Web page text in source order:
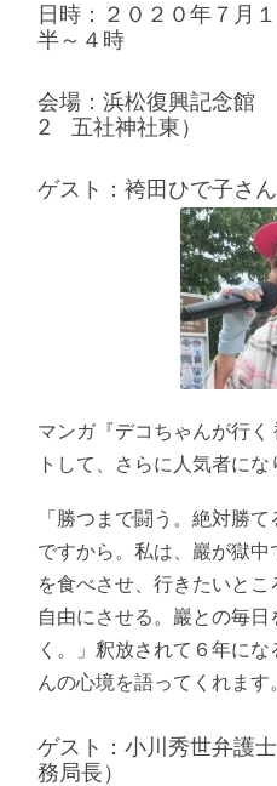
日時：２０２０年７月
半～４時
会場：浜松復興記念館
2 五社神社東）
ゲスト：袴田ひで子さん
マンガ『デコちゃんが行く
トして、さらに人気者にな
「勝つまで闘う。絶対勝
ですから。私は、巖が獄
を食べさせ、行きたいと
自由にさせる。巖との毎
く。」釈放されて６年に
んの心境を語ってくれます。
ゲスト：小川秀世弁護
務局長）